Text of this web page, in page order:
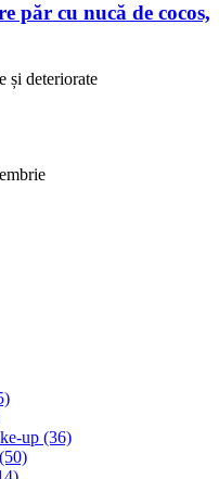
păr cu nucă de cocos,
și deteriorate
up (36)